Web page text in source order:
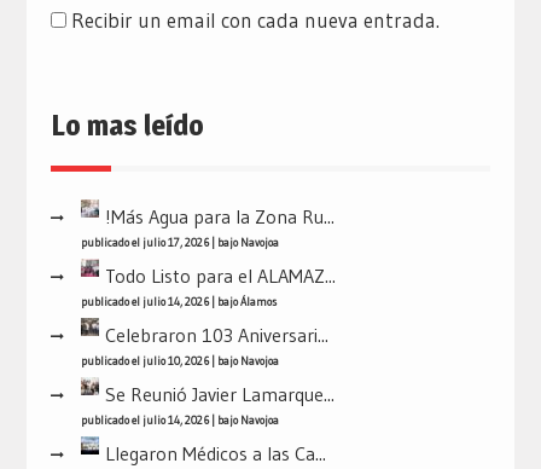
Recibir un email con cada nueva entrada.
Lo mas leído
!Más Agua para la Zona Ru...
publicado el julio 17, 2026| bajoNavojoa
Todo Listo para el ALAMAZ...
publicado el julio 14, 2026| bajoÁlamos
Celebraron 103 Aniversari...
publicado el julio 10, 2026| bajoNavojoa
Se Reunió Javier Lamarque...
publicado el julio 14, 2026| bajoNavojoa
Llegaron Médicos a las Ca...